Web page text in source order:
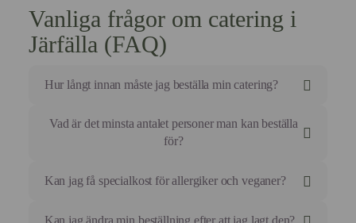
Vanliga frågor om catering i
Järfälla (FAQ)
Hur långt innan måste jag beställa min catering?
För mindre beställningar som luncher eller mötesmat
brukar vi behöva din order minst 3 arbetsdagar i
eller 50-årsfester behöver vi ca 10 arbetsdagars
Vad är det minsta antalet personer man kan beställa
för?
Vår grundregel är minst 10 portioner per rätt, men
detta kan variera beroende på menyval.
Kan jag få specialkost för allergiker och veganer?
Självklart. Gastronomisk precision innebär att alla ska
Kan jag ändra min beställning efter att jag lagt den?